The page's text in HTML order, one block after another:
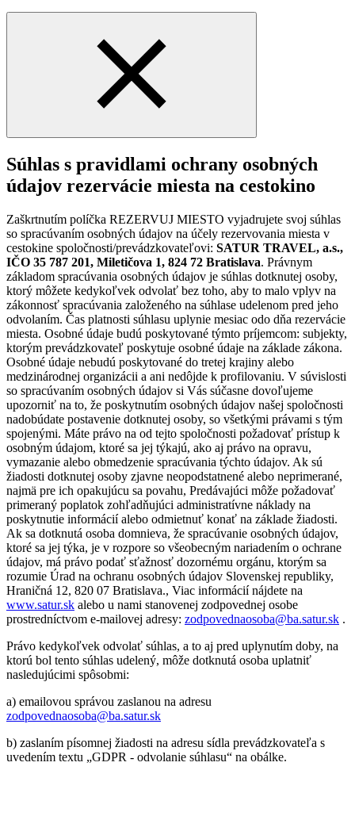
Súhlas s pravidlami ochrany osobných
údajov rezervácie miesta na cestokino
Zaškrtnutím políčka REZERVUJ MIESTO vyjadrujete svoj súhlas
so spracúvaním osobných údajov na účely rezervovania miesta v
cestokine spoločnosti/prevádzkovateľovi: SATUR TRAVEL, a.s.,
IČO 35 787 201, Miletičova 1, 824 72 Bratislava. Právnym
základom spracúvania osobných údajov je súhlas dotknutej osoby,
ktorý môžete kedykoľvek odvolať bez toho, aby to malo vplyv na
zákonnosť spracúvania založeného na súhlase udelenom pred jeho
odvolaním. Čas platnosti súhlasu uplynie mesiac odo dňa rezervácie
miesta. Osobné údaje budú poskytované týmto príjemcom: subjekty,
ktorým prevádzkovateľ poskytuje osobné údaje na základe zákona.
Osobné údaje nebudú poskytované do tretej krajiny alebo
medzinárodnej organizácii a ani nedôjde k profilovaniu. V súvislosti
so spracúvaním osobných údajov si Vás súčasne dovoľujeme
upozorniť na to, že poskytnutím osobných údajov našej spoločnosti
nadobúdate postavenie dotknutej osoby, so všetkými právami s tým
spojenými. Máte právo na od tejto spoločnosti požadovať prístup k
osobným údajom, ktoré sa jej týkajú, ako aj právo na opravu,
vymazanie alebo obmedzenie spracúvania týchto údajov. Ak sú
žiadosti dotknutej osoby zjavne neopodstatnené alebo neprimerané,
najmä pre ich opakujúcu sa povahu, Predávajúci môže požadovať
primeraný poplatok zohľadňujúci administratívne náklady na
poskytnutie informácií alebo odmietnuť konať na základe žiadosti.
Ak sa dotknutá osoba domnieva, že spracúvanie osobných údajov,
ktoré sa jej týka, je v rozpore so všeobecným nariadením o ochrane
údajov, má právo podať sťažnosť dozornému orgánu, ktorým sa
rozumie Úrad na ochranu osobných údajov Slovenskej republiky,
Hraničná 12, 820 07 Bratislava., Viac informácií nájdete na
www.satur.sk alebo u nami stanovenej zodpovednej osobe
prostredníctvom e-mailovej adresy: zodpovednaosoba@ba.satur.sk .
Právo kedykoľvek odvolať súhlas, a to aj pred uplynutím doby, na
ktorú bol tento súhlas udelený, môže dotknutá osoba uplatniť
nasledujúcimi spôsobmi:
a) emailovou správou zaslanou na adresu
zodpovednaosoba@ba.satur.sk
b) zaslaním písomnej žiadosti na adresu sídla prevádzkovateľa s
uvedením textu „GDPR - odvolanie súhlasu“ na obálke.